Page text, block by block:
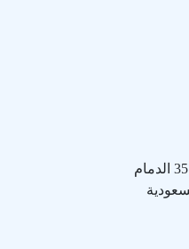
المقر الرئيسي : ص.ب 3576 الدمام